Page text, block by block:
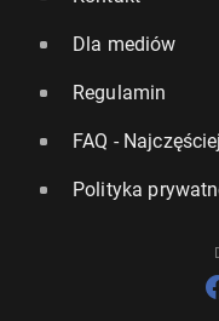
Dla mediów
Regulamin
FAQ -
Polityka